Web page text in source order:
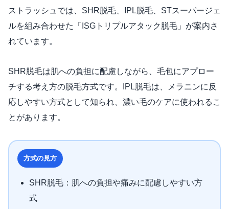
ストラッシュでは、SHR脱毛、IPL脱毛、STスーパージェ
ルを組み合わせた「ISGトリプルアタック脱毛」が案内さ
れています。
SHR脱毛は肌への負担に配慮しながら、毛包にアプロー
チする考え方の脱毛方式です。IPL脱毛は、メラニンに反
応しやすい方式として知られ、濃い毛のケアに使われるこ
とがあります。
方式の見方
SHR脱毛：肌への負担や痛みに配慮しやすい方
式